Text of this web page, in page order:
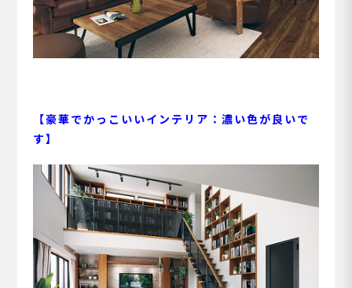
【豪華でかっこいいインテリア：濃い色が良いで
す】